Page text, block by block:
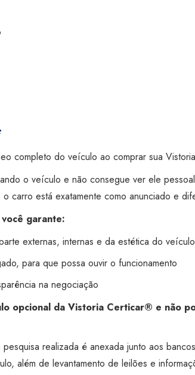
completo do veículo ao comprar sua
o veículo e não consegue ver ele
carro está exatamente como anunciado e
garante:
externas, internas e da estética do veículo
para que possa ouvir o funcionamento
na negociação
opcional da Vistoria Certicar® e não
realizada é anexada junto aos
além de levantamento de leilões e